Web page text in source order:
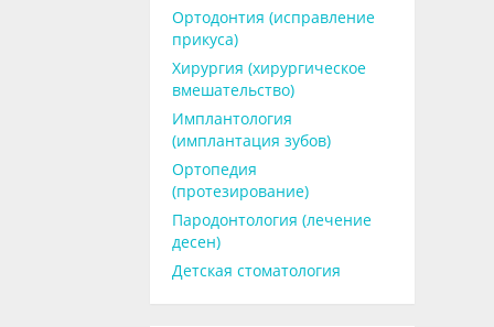
Ортодонтия (исправление
прикуса)
Хирургия (хирургическое
вмешательство)
Имплантология
(имплантация зубов)
Ортопедия
(протезирование)
Пародонтология (лечение
десен)
Детская стоматология